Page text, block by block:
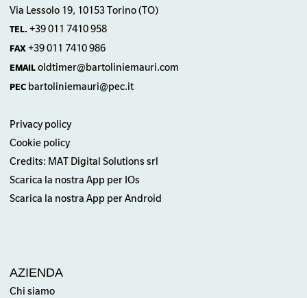
Via Lessolo 19, 10153 Torino (TO)
TEL. +39 011 7410 958
FAX+39 011 7410 986
EMAILoldtimer@bartoliniemauri.com
PECbartoliniemauri@pec.it
Privacy policy
Cookie policy
Credits: MAT Digital Solutions srl
Scarica la nostra App per IOs
Scarica la nostra App per Android
AZIENDA
Chi siamo